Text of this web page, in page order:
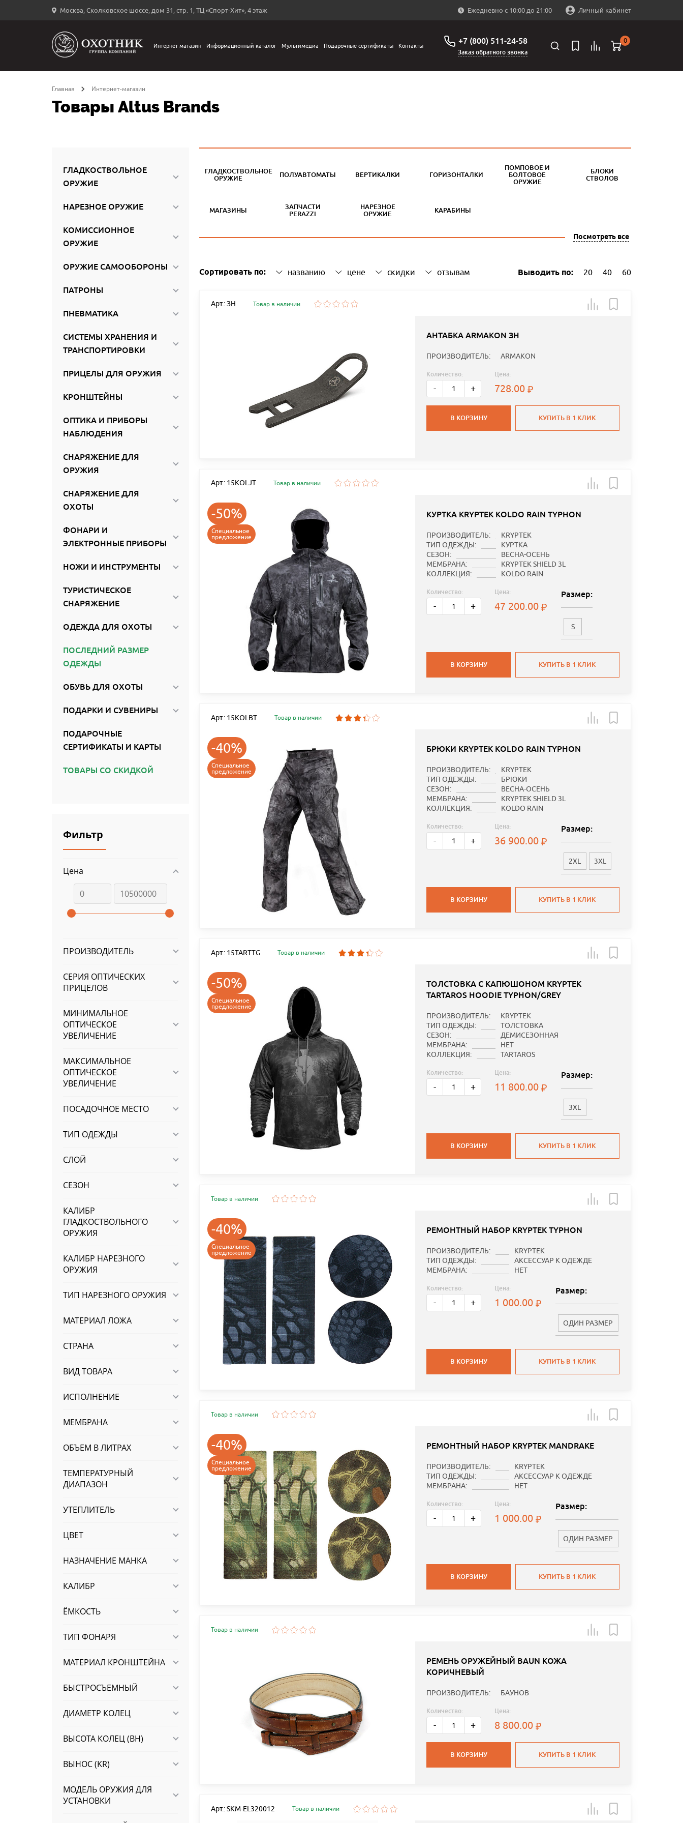
Москва, Сколковское шоссе, дом 31, стр. 1, ТЦ «Спорт-Хит», 4 этаж Ежедневно с 10:00 до 21:00 Личный кабинет
←
Интернет магазин Информационный каталог Мультимедиа Подарочные сертификаты Контакты +7 (800) 511-24-58
Заказ обратного звонка
0
Главная Интернет-магазин
Товары Altus Brands
ГЛАДКОСТВОЛЬНОЕ
ОРУЖИЕ
НАРЕЗНОЕ ОРУЖИЕ
КОМИССИОННОЕ
ОРУЖИЕ
ОРУЖИЕ САМООБОРОНЫ
ПАТРОНЫ
ПНЕВМАТИКА
СИСТЕМЫ ХРАНЕНИЯ И
ТРАНСПОРТИРОВКИ
ПРИЦЕЛЫ ДЛЯ ОРУЖИЯ
КРОНШТЕЙНЫ
ОПТИКА И ПРИБОРЫ
НАБЛЮДЕНИЯ
СНАРЯЖЕНИЕ ДЛЯ
ОРУЖИЯ
СНАРЯЖЕНИЕ ДЛЯ
ОХОТЫ
ФОНАРИ И
ЭЛЕКТРОННЫЕ ПРИБОРЫ
НОЖИ И ИНСТРУМЕНТЫ
ТУРИСТИЧЕСКОЕ
СНАРЯЖЕНИЕ
ОДЕЖДА ДЛЯ ОХОТЫ
ПОСЛЕДНИЙ РАЗМЕР
ОДЕЖДЫ
ОБУВЬ ДЛЯ ОХОТЫ
ПОДАРКИ И СУВЕНИРЫ
ПОДАРОЧНЫЕ
СЕРТИФИКАТЫ И КАРТЫ
ТОВАРЫ СО СКИДКОЙ
Фильтр
Цена
ПРОИЗВОДИТЕЛЬ
СЕРИЯ ОПТИЧЕСКИХ
ПРИЦЕЛОВ
МИНИМАЛЬНОЕ
ОПТИЧЕСКОЕ
УВЕЛИЧЕНИЕ
МАКСИМАЛЬНОЕ
ОПТИЧЕСКОЕ
УВЕЛИЧЕНИЕ
ПОСАДОЧНОЕ МЕСТО
ТИП ОДЕЖДЫ
СЛОЙ
СЕЗОН
КАЛИБР
ГЛАДКОСТВОЛЬНОГО
ОРУЖИЯ
КАЛИБР НАРЕЗНОГО
ОРУЖИЯ
ТИП НАРЕЗНОГО ОРУЖИЯ
МАТЕРИАЛ ЛОЖА
СТРАНА
ВИД ТОВАРА
ИСПОЛНЕНИЕ
МЕМБРАНА
ОБЪЕМ В ЛИТРАХ
ТЕМПЕРАТУРНЫЙ
ДИАПАЗОН
УТЕПЛИТЕЛЬ
ЦВЕТ
НАЗНАЧЕНИЕ МАНКА
КАЛИБР
ЁМКОСТЬ
ТИП ФОНАРЯ
МАТЕРИАЛ КРОНШТЕЙНА
БЫСТРОСЪЕМНЫЙ
ДИАМЕТР КОЛЕЦ
ВЫСОТА КОЛЕЦ (BH)
ВЫНОС (KR)
МОДЕЛЬ ОРУЖИЯ ДЛЯ
УСТАНОВКИ
ГЛАДКОСТВОЛЬНОЕ
ОРУЖИЕ
ПОЛУАВТОМАТЫ ВЕРТИКАЛКИ ГОРИЗОНТАЛКИ
ПОМПОВОЕ И
БОЛТОВОЕ
ОРУЖИЕ
БЛОКИ
СТВОЛОВ
МАГАЗИНЫ
ЗАПЧАСТИ
PERAZZI
НАРЕЗНОЕ
ОРУЖИЕ
КАРАБИНЫ
Посмотреть все
Сортировать по: названию цене скидки отзывам Выводить по: 20 40 60
Арт.: ЗН Товар в наличии
АНТАБКА ARMAKON ЗН
ПРОИЗВОДИТЕЛЬ: ARMAKON
Количество:
- +
Цена:
728.00
В КОРЗИНУ КУПИТЬ В 1 КЛИК
Арт.: 15KOLJT Товар в наличии
-50%
Специальное
предложение
КУРТКА KRYPTEK KOLDO RAIN TYPHON
ПРОИЗВОДИТЕЛЬ:
KRYPTEK
ТИП ОДЕЖДЫ:
КУРТКА
СЕЗОН:
ВЕСНА-ОСЕНЬ
МЕМБРАНА:
KRYPTEK SHIELD 3L
КОЛЛЕКЦИЯ:
KOLDO RAIN
Количество:
- +
Цена:
47 200.00
Размер:
S
В КОРЗИНУ КУПИТЬ В 1 КЛИК
Арт.: 15KOLBT Товар в наличии
-40%
Специальное
предложение
БРЮКИ KRYPTEK KOLDO RAIN TYPHON
ПРОИЗВОДИТЕЛЬ:
KRYPTEK
ТИП ОДЕЖДЫ:
БРЮКИ
СЕЗОН:
ВЕСНА-ОСЕНЬ
МЕМБРАНА:
KRYPTEK SHIELD 3L
КОЛЛЕКЦИЯ:
KOLDO RAIN
Количество:
- +
Цена:
36 900.00
Размер:
2XL 3XL
В КОРЗИНУ КУПИТЬ В 1 КЛИК
Арт.: 15TARTTG Товар в наличии
-50%
Специальное
предложение
ТОЛСТОВКА С КАПЮШОНОМ KRYPTEK
TARTAROS HOODIE TYPHON/GREY
ПРОИЗВОДИТЕЛЬ:
KRYPTEK
ТИП ОДЕЖДЫ:
ТОЛСТОВКА
СЕЗОН:
ДЕМИСЕЗОННАЯ
МЕМБРАНА:
НЕТ
КОЛЛЕКЦИЯ:
TARTAROS
Количество:
- +
Цена:
11 800.00
Размер:
3XL
В КОРЗИНУ КУПИТЬ В 1 КЛИК
Товар в наличии
-40%
Специальное
предложение
РЕМОНТНЫЙ НАБОР KRYPTEK TYPHON
ПРОИЗВОДИТЕЛЬ:
KRYPTEK
ТИП ОДЕЖДЫ:
АКСЕССУАР К ОДЕЖДЕ
МЕМБРАНА:
НЕТ
Количество:
- +
Цена:
1 000.00
Размер:
ОДИН РАЗМЕР
В КОРЗИНУ КУПИТЬ В 1 КЛИК
Товар в наличии
-40%
Специальное
предложение
РЕМОНТНЫЙ НАБОР KRYPTEK MANDRAKE
ПРОИЗВОДИТЕЛЬ:
KRYPTEK
ТИП ОДЕЖДЫ:
АКСЕССУАР К ОДЕЖДЕ
МЕМБРАНА:
НЕТ
Количество:
- +
Цена:
1 000.00
Размер:
ОДИН РАЗМЕР
В КОРЗИНУ КУПИТЬ В 1 КЛИК
Товар в наличии
РЕМЕНЬ ОРУЖЕЙНЫЙ BAUN КОЖА
КОРИЧНЕВЫЙ
ПРОИЗВОДИТЕЛЬ: БАУНОВ
Количество:
- +
Цена:
8 800.00
В КОРЗИНУ КУПИТЬ В 1 КЛИК
Арт.: SKM-EL320012 Товар в наличии